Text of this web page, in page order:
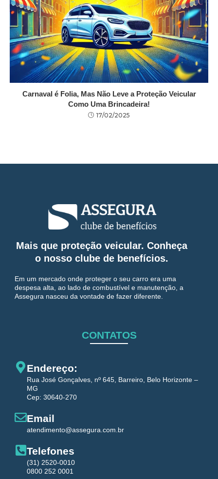
Carnaval é Folia, Mas Não Leve a Proteção Veicular
Como Uma Brincadeira!
17/02/2025
Mais que proteção veicular. Conheça
o nosso clube de benefícios.
Em um mercado onde proteger o seu carro era uma
despesa alta, ao lado de combustível e manutenção, a
Assegura nasceu da vontade de fazer diferente.
CONTATOS
Endereço:
Rua José Gonçalves, nº 645, Barreiro, Belo Horizonte –
MG
Cep: 30640-270
Email
atendimento@assegura.com.br
Telefones
(31) 2520-0010
0800 252 0001